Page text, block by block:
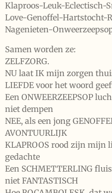
Klaproos-Leuk-Eclectisch-
Love-Genoffel-Hartstocht-
Nagenieten-
Samen worden ze:
ZELFZORG.
NU laat IK mijn zorgen
LIEFDE voor het woord
Een ONWEERZEEPSOP
niet dempen
NEE, als een jong
AVONTUURLIJK
KLAPROOS rood zijn mijn
gedachte
Een SCHMETTERLING
niet FANTASTISCH